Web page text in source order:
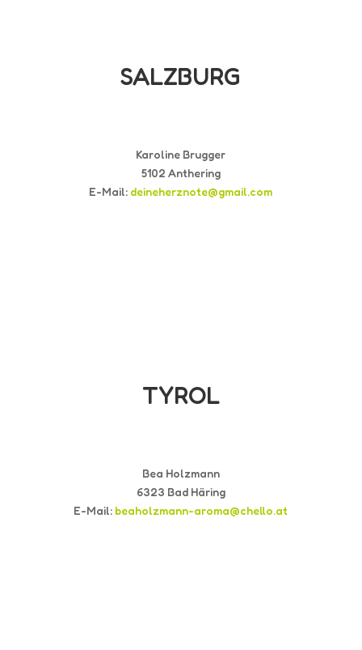
SALZBURG
Karoline Brugger
5102 Anthering
E-Mail: deineherznote@gmail.com
TYROL
Bea Holzmann
6323 Bad Häring
E-Mail: beaholzmann-aroma@chello.at